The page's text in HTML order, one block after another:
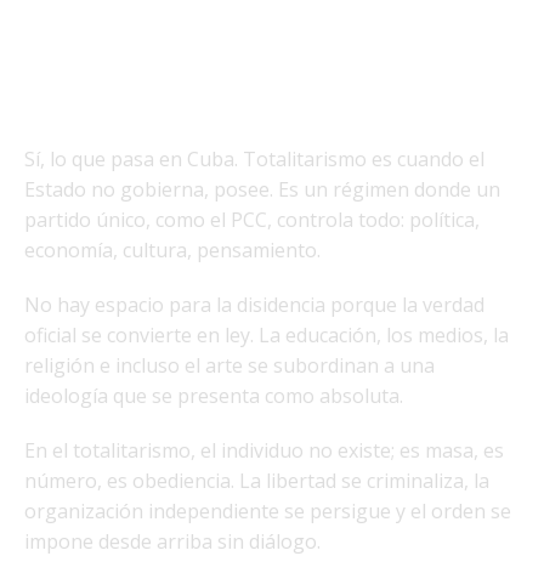
Sí, lo que pasa en Cuba. Totalitarismo es cuando el
Estado no gobierna, posee. Es un régimen donde un
partido único, como el PCC, controla todo: política,
economía, cultura, pensamiento.
No hay espacio para la disidencia porque la verdad
oficial se convierte en ley. La educación, los medios, la
religión e incluso el arte se subordinan a una
ideología que se presenta como absoluta.
En el totalitarismo, el individuo no existe; es masa, es
número, es obediencia. La libertad se criminaliza, la
organización independiente se persigue y el orden se
impone desde arriba sin diálogo.